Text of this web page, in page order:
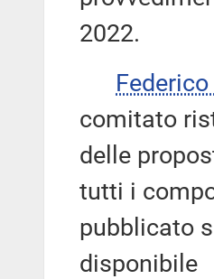
2022.
comitato
delle
tutti i
pubblicato
disponibile